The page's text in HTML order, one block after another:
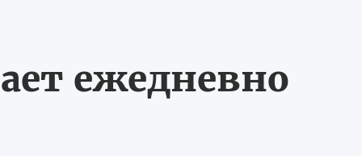
ежедневно